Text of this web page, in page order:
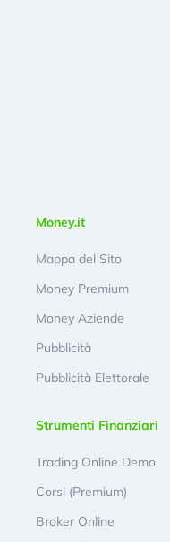
Money.it
Mappa del Sito
Money Premium
Money Aziende
Pubblicità
Pubblicità Elettorale
Strumenti Finanziari
Trading Online Demo
Corsi (Premium)
Broker Online